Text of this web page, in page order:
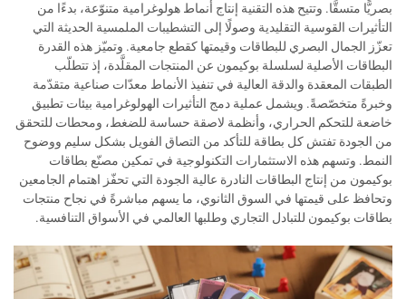
بصريًّا متسقًّا. وتتيح هذه التقنية إنتاج أنماط هولوغرامية متنوّعة، بدءًا من
التأثيرات القوسية التقليدية وصولًا إلى التشطيبات الملمسية الحديثة التي
تعزّز الجمال البصري للبطاقات وقيمتها كقطع جامعية. وتميّز هذه القدرة
البطاقات الأصلية لسلسلة بوكيمون عن المنتجات المقلَّدة، إذ تتطلّب
الطبقات المعقدة والدقة العالية في تنفيذ الأنماط معدّات صناعية متقدّمة
وخبرةً متخصّصةً. ويشمل عملية دمج التأثيرات الهولوغرامية بيئات تطبيق
خاضعة للتحكم الحراري، وأنظمة لاصقة حساسة للضغط، ومحطات للتحقق
من الجودة تفتش كل بطاقة للتأكد من التصاق الفويل بشكل سليم ووضوح
النمط. وتسهم هذه الاستثمارات التكنولوجية في تمكين مصنّع بطاقات
بوكيمون من إنتاج البطاقات النادرة عالية الجودة التي تحفّز اهتمام الجامعين
وتحافظ على قيمتها في السوق الثانوي، ما يسهم مباشرةً في نجاح منتجات
بطاقات بوكيمون للتبادل التجاري وطلبها العالمي في الأسواق التنافسية.